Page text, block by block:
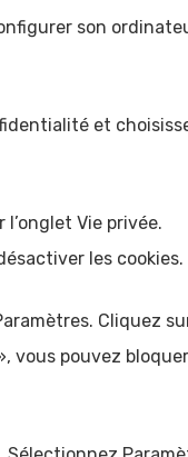
son
et
Vie privée.
les cookies.
Cliquez
vous pouvez